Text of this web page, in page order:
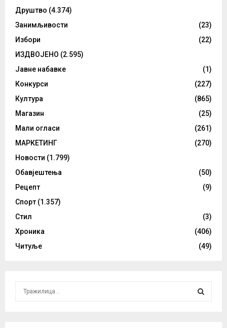
Друштво (4.374)
Занимљивости
(23)
Избори
(22)
ИЗДВОЈЕНО (2.595)
Јавне набавке
(1)
Конкурси
(227)
Култура
(865)
Магазин
(25)
Мали огласи
(261)
МАРКЕТИНГ
(270)
Новости (1.799)
Обавјештења
(50)
Рецепт
(9)
Спорт (1.357)
Стил
(3)
Хроника
(406)
Читуље
(49)